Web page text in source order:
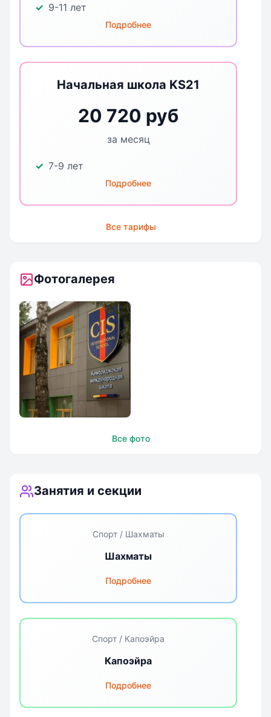
9-11 лет
Подробнее
Начальная школа KS21
20 720 руб
за месяц
7-9 лет
Подробнее
Все тарифы
Фотогалерея
Все фото
Занятия и секции
Спорт / Шахматы
Шахматы
Подробнее
Спорт / Капоэйра
Капоэйра
Подробнее